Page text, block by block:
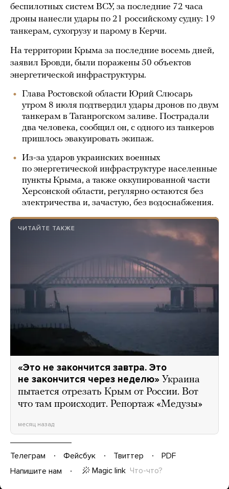
беспилотных систем ВСУ, за последние 72 часа
дроны нанесли удары по 21 российскому судну: 19
танкерам, сухогрузу и парому в Керчи.
На территории Крыма за последние восемь дней,
заявил Бровди, были поражены 50 объектов
энергетической инфраструктуры.
Глава Ростовской области Юрий Слюсарь
утром 8 июля подтвердил удары дронов по двум
танкерам в Таганрогском заливе. Пострадали
два человека, сообщил он, с одного из танкеров
пришлось эвакуировать экипаж.
Из-за ударов украинских военных
по энергетической инфраструктуре населенные
пункты Крыма, а также оккупированной части
Херсонской области, регулярно остаются без
электричества и, зачастую, без водоснабжения.
ЧИТАЙТЕ ТАКЖЕ
«Это не закончится завтра. Это
не закончится через неделю» Украина
пытается отрезать Крым от России. Вот
что там происходит. Репортаж «Медузы»
месяц назад
Телеграм Фейсбук Твиттер
PDF
Напишите нам
Magic link Что-что?